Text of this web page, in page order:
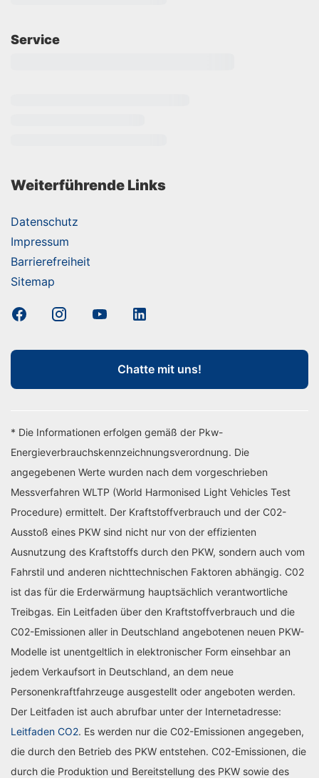
Service
Weiterführende Links
Datenschutz
Impressum
Barrierefreiheit
Sitemap
Chatte mit uns!
* Die Informationen erfolgen gemäß der Pkw-
Energieverbrauchskennzeichnungsverordnung. Die
angegebenen Werte wurden nach dem vorgeschrieben
Messverfahren WLTP (World Harmonised Light Vehicles Test
Procedure) ermittelt. Der Kraftstoffverbrauch und der C02-
Ausstoß eines PKW sind nicht nur von der effizienten
Ausnutzung des Kraftstoffs durch den PKW, sondern auch vom
Fahrstil und anderen nichttechnischen Faktoren abhängig. C02
ist das für die Erderwärmung hauptsächlich verantwortliche
Treibgas. Ein Leitfaden über den Kraftstoffverbrauch und die
C02-Emissionen aller in Deutschland angebotenen neuen PKW-
Modelle ist unentgeltlich in elektronischer Form einsehbar an
jedem Verkaufsort in Deutschland, an dem neue
Personenkraftfahrzeuge ausgestellt oder angeboten werden.
Der Leitfaden ist auch abrufbar unter der Internetadresse:
Leitfaden CO2. Es werden nur die C02-Emissionen angegeben,
die durch den Betrieb des PKW entstehen. C02-Emissionen, die
durch die Produktion und Bereitstellung des PKW sowie des